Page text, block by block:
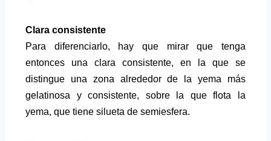
Clara consistente
Para diferenciarlo, hay que mirar que tenga
entonces una clara consistente, en la que se
distingue una zona alrededor de la yema más
gelatinosa y consistente, sobre la que flota la
yema, que tiene silueta de semiesfera.